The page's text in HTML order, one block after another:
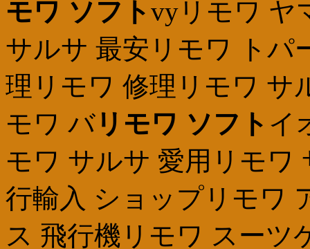
モワ ソフトvyリモワ ヤ
サルサ 最安リモワ トパ
理リモワ 修理リモワ サ
モワ バ リモワ ソフト イ
モワ サルサ 愛用リモワ
行輸入 ショップリモワ
ス 飛行機リモワ スーツ